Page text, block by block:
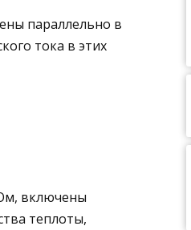
параллельно в
то­ка в этих
включены
теплоты,